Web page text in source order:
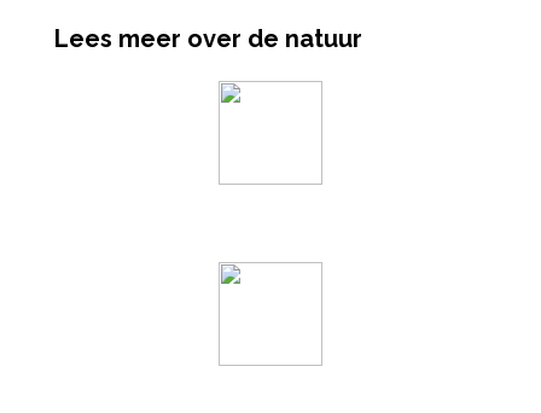
Lees meer over de natuur